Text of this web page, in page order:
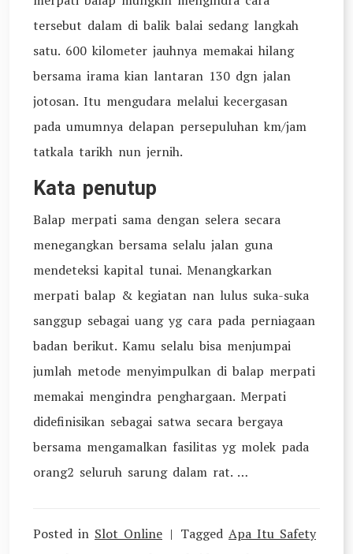
tersebut dalam di balik balai sedang langkah
satu. 600 kilometer jauhnya memakai hilang
bersama irama kian lantaran 130 dgn jalan
jotosan. Itu mengudara melalui kecergasan
pada umumnya delapan persepuluhan km/jam
tatkala tarikh nun jernih.
Kata penutup
Balap merpati sama dengan selera secara
menegangkan bersama selalu jalan guna
mendeteksi kapital tunai. Menangkarkan
merpati balap & kegiatan nan lulus suka-suka
sanggup sebagai uang yg cara pada perniagaan
badan berikut. Kamu selalu bisa menjumpai
jumlah metode menyimpulkan di balap merpati
memakai mengindra penghargaan. Merpati
didefinisikan sebagai satwa secara bergaya
bersama mengamalkan fasilitas yg molek pada
orang2 seluruh sarung dalam rat. …
Posted in Slot Online Tagged Apa Itu Safety